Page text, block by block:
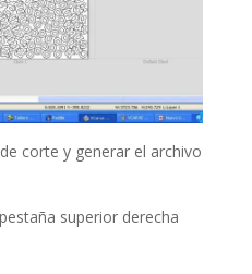
corte y generar el archivo
superior derecha